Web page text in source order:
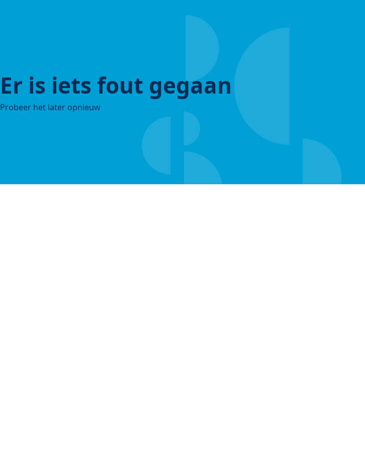
Er is iets fout gegaan
Probeer het later opnieuw